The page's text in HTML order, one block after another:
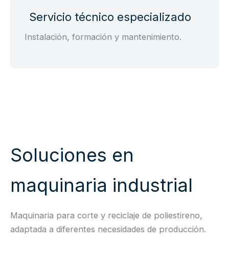
Servicio técnico especializado
Instalación, formación y mantenimiento.
Soluciones en
maquinaria industrial
Maquinaria para corte y reciclaje de poliestireno,
adaptada a diferentes necesidades de producción.